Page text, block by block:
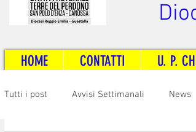
HOME CONTATTI U. P.
Tutti i post Avvisi Settimanali News